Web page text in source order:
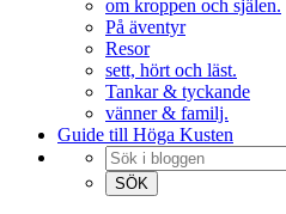
om kroppen och själen.
På äventyr
Resor
sett, hört och läst.
Tankar & tyckande
vänner & familj.
Guide till Höga Kusten